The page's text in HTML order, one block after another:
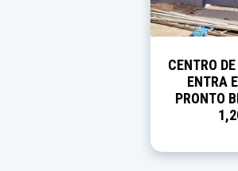
CENTRO
ENTRA
PRONTO